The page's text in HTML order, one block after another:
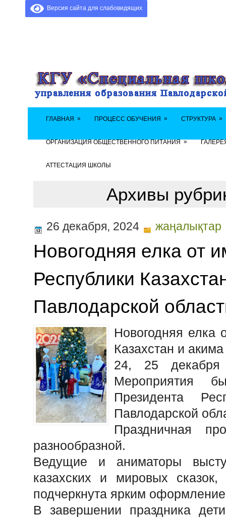
Версия сайта для слабовидящих
ГЛАВНАЯ » ПРОЦЕСС ОБУЧЕНИЯ » СТРУКТУРА »
ОРГАНИЗАЦИЯ ОБЩЕСТВЕННОГО ПИТАНИЯ »
АТТЕСТАЦИЯ ШКОЛЫ
Архивы
26 декабря, 2024 жаңалықтар
Новогодняя елка от
Республики
Павлодарской
Новогодняя елка
Казахстан и
24, 25 декабря
Мероприятия
Президента
Павлодарской
Праздничная
разнообразной.
Ведущие и аниматоры
казахских и мировых
подчеркнута ярким
В завершении праздника